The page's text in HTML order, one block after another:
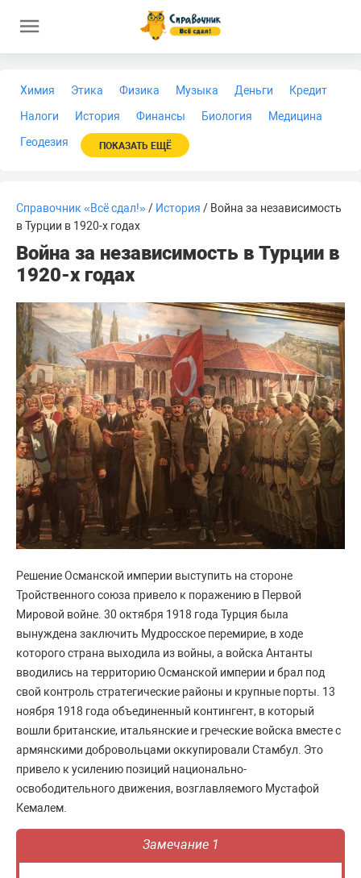
Химия Этика Физика Музыка Деньги
Кредит
Налоги
История Финансы Биология
Медицина
Геодезия
ПОКАЗАТЬ ЕЩЁ
Справочник «Всё сдал!»/ История / Война за независимость
в Турции в 1920-х годах
Война за независимость в Турции в
1920-х годах
Решение Османской империи выступить на стороне
Тройственного союза привело к поражению в Первой
Мировой войне. 30 октября 1918 года Турция была
вынуждена заключить Мудросское перемирие, в ходе
которого страна выходила из войны, а войска Антанты
вводились на территорию Османской империи и брал под
свой контроль стратегические районы и крупные порты. 13
ноября 1918 года объединенный контингент, в который
вошли британские, итальянские и греческие войска вместе с
армянскими добровольцами оккупировали Стамбул. Это
привело к усилению позиций национально-
освободительного движения, возглавляемого Мустафой
Кемалем.
Замечание 1